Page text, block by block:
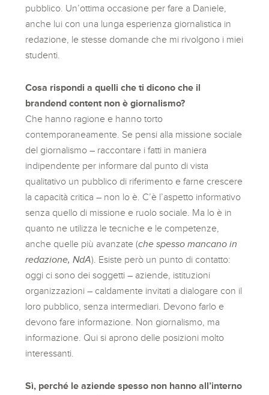
pubblico. Un’ottima occasione per fare a Daniele,
anche lui con una lunga esperienza giornalistica in
redazione, le stesse domande che mi rivolgono i miei
studenti.
Cosa rispondi a quelli che ti dicono che il
brandend content non è giornalismo?
Che hanno ragione e hanno torto
contemporaneamente. Se pensi alla missione sociale
del giornalismo – raccontare i fatti in maniera
indipendente per informare dal punto di vista
qualitativo un pubblico di riferimento e farne crescere
la capacità critica – non lo è. C’è l’aspetto informativo
senza quello di missione e ruolo sociale. Ma lo è in
quanto ne utilizza le tecniche e le competenze,
anche quelle più avanzate (che spesso mancano in
redazione, NdA). Esiste però un punto di contatto:
oggi ci sono dei soggetti – aziende, istituzioni
organizzazioni – caldamente invitati a dialogare con il
loro pubblico, senza intermediari. Devono farlo e
devono fare informazione. Non giornalismo, ma
informazione. Qui si aprono delle posizioni molto
interessanti.
Sì, perché le aziende spesso non hanno all’interno